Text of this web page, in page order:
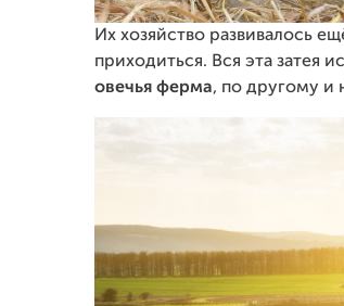
Их хозяйство развивалось
приходиться. Вся эта затея
овечья ферма, по другому и